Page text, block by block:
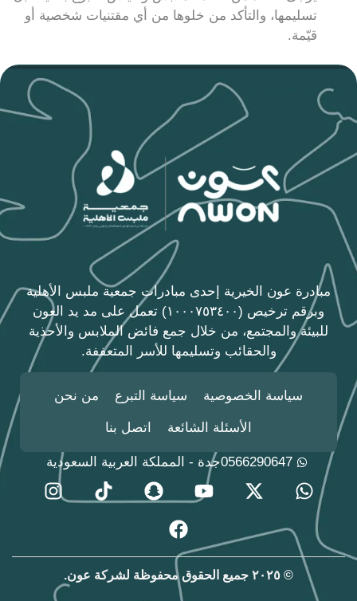
تسليمها، والتأكد من خلوها من أي مقتنيات شخصية أو
قيّمة.
مبادرة عون الخيرية إحدى مبادرات جمعية ملبس الأهلية
وبرقم ترخيص (١٠٠٠٧٥٣٤٠٠) تعمل على مد يد العون
للبيئة والمجتمع، من خلال جمع فائض الملابس والأحذية
والحقائب وتسليمها للأسر المتعففة.
سياسة الخصوصية سياسة التبرع من نحن
الأسئلة الشائعة اتصل بنا
0566290647جدة - المملكة العربية السعودية
© ٢٠٢٥ جميع الحقوق محفوظة لشركة عون.